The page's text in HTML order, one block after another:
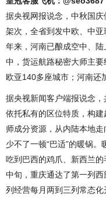
据央视网报说念，中秋国
架次，全省到发中欧、中
年来，河南已酿成空中、
中，货运航路秘密大师主
欧亚140多座城市；河南还
据央视新闻客户端报说念
依托私有的区位特质，构
师成分资源，从内陆本地
少不了一顿“巴适”的暖锅
吃到巴西的鸡爪、新西兰
中旬，重庆通达了第一列
列经营每月两到三列常态化